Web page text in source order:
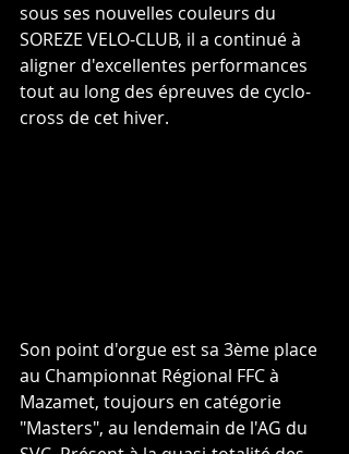
sous ses nouvelles couleurs du
SOREZE VELO-CLUB, il a continué à
aligner d'excellentes performances
tout au long des épreuves de cyclo-
cross de cet hiver.
Son point d'orgue est sa 3ème place
au Championnat Régional FFC à
Mazamet, toujours en catégorie
"Masters", au lendemain de l'AG du